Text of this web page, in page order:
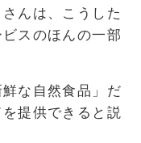
んは、こうした
スのほんの一部
鮮な自然食品」だ
提供できると説